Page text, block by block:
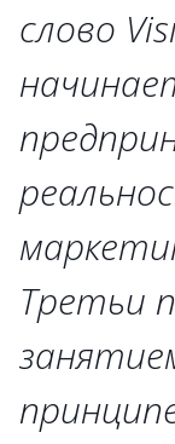
слово
Третьи